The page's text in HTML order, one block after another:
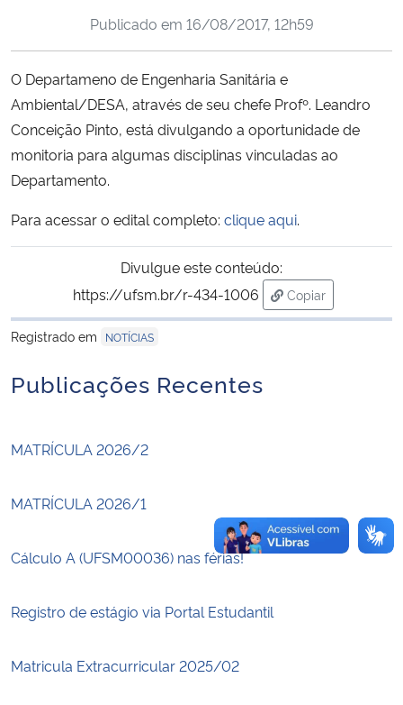
Ministério de Minas e Energia
Ministério da Ciência, Tecnologia, Inovações e Comunicações
Ministério do Meio Ambiente
Ministério do Turismo
Ministério do Desenvolvimento Regional
Controladoria-Geral da União
Ministério da Mulher, da Família e dos Direitos Humanos
Advocacia-Geral da União
Banco Central do Brasil
Planalto
Publicado em 16/08/2017, 12h59
O Departameno de Engenharia Sanitária e
Ambiental/DESA, através de seu chefe Profº. Leandro
Conceição Pinto, está divulgando a oportunidade de
monitoria para algumas disciplinas vinculadas ao
Departamento.
Para acessar o edital completo: clique aqui.
Divulgue este conteúdo:
https://ufsm.br/r-434-1006
Copiar
para área de
Registrado em
NOTÍCIAS
Publicações Recentes
MATRÍCULA 2026/2
MATRÍCULA 2026/1
Cálculo A (UFSM00036) nas férias!
Registro de estágio via Portal Estudantil
Matricula Extracurricular 2025/02